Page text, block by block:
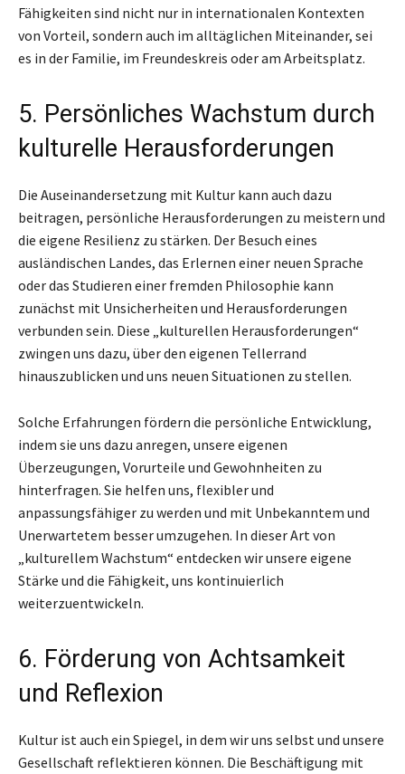
Fähigkeiten sind nicht nur in internationalen Kontexten
von Vorteil, sondern auch im alltäglichen Miteinander, sei
es in der Familie, im Freundeskreis oder am Arbeitsplatz.
5. Persönliches Wachstum durch
kulturelle Herausforderungen
Die Auseinandersetzung mit Kultur kann auch dazu
beitragen, persönliche Herausforderungen zu meistern und
die eigene Resilienz zu stärken. Der Besuch eines
ausländischen Landes, das Erlernen einer neuen Sprache
oder das Studieren einer fremden Philosophie kann
zunächst mit Unsicherheiten und Herausforderungen
verbunden sein. Diese „kulturellen Herausforderungen“
zwingen uns dazu, über den eigenen Tellerrand
hinauszublicken und uns neuen Situationen zu stellen.
Solche Erfahrungen fördern die persönliche Entwicklung,
indem sie uns dazu anregen, unsere eigenen
Überzeugungen, Vorurteile und Gewohnheiten zu
hinterfragen. Sie helfen uns, flexibler und
anpassungsfähiger zu werden und mit Unbekanntem und
Unerwartetem besser umzugehen. In dieser Art von
„kulturellem Wachstum“ entdecken wir unsere eigene
Stärke und die Fähigkeit, uns kontinuierlich
weiterzuentwickeln.
6. Förderung von Achtsamkeit
und Reflexion
Kultur ist auch ein Spiegel, in dem wir uns selbst und unsere
Gesellschaft reflektieren können. Die Beschäftigung mit